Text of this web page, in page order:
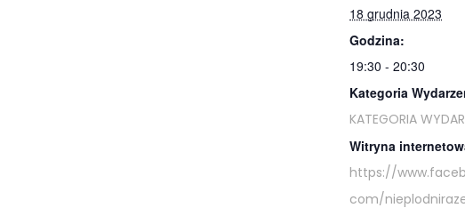
18 grudnia 2023
Godzina:
19:30 - 20:30
Kategoria
KATEGORIA
Witryna
https://
com/